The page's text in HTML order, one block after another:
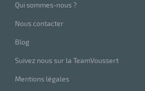
Qui sommes-nous ?
Nous contacter
Blog
Suivez nous sur la TeamVoussert
Mentions légales